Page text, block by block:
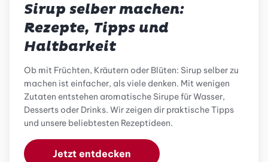
Sirup selber machen:
Rezepte, Tipps und
Haltbarkeit
Ob mit Früchten, Kräutern oder Blüten: Sirup selber zu
machen ist einfacher, als viele denken. Mit wenigen
Zutaten entstehen aromatische Sirupe für Wasser,
Desserts oder Drinks. Wir zeigen dir praktische Tipps
und unsere beliebtesten Rezeptideen.
Jetzt entdecken